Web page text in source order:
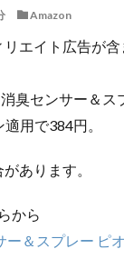
Amazon
リエイト広告が含
臭センサー＆
用で384円。
あります。
から
ー＆スプレー ピ